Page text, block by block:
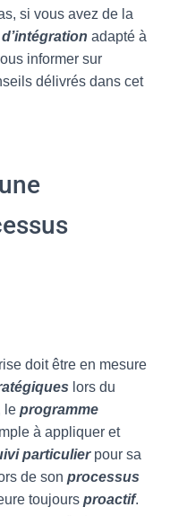
si vous avez de la
adapté à
informer sur
délivrés dans cet
doit être en mesure
lors du
le programme
à appliquer et
particulier pour sa
de son processus
toujours proactif.